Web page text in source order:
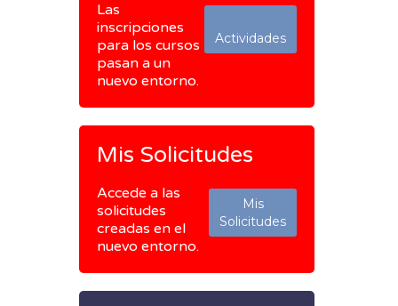
Las
inscripciones
para los cursos
pasan a un
nuevo entorno.
Actividades
Mis Solicitudes
Accede a las
solicitudes
creadas en el
nuevo entorno.
Mis
Solicitudes